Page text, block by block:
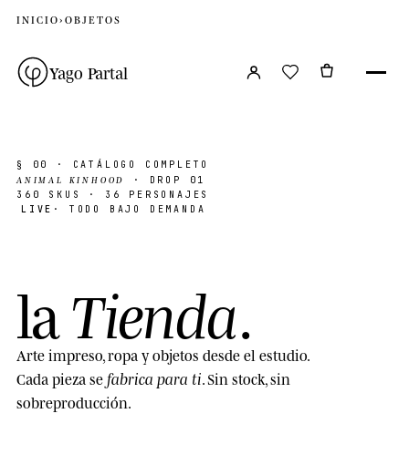
INICIO› OBJETOS
Yago Partal
§ 00
· CATÁLOGO COMPLETO
ANIMAL KINHOOD
· DROP 01
360
SKUS · 36 PERSONAJES
LIVE · TODO BAJO DEMANDA
la Tienda.
Arte impreso, ropa y objetos desde el estudio.
Cada pieza sefabrica para ti . Sin stock, sin
sobreproducción.